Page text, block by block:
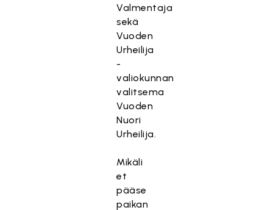
Valmentaja
sekä
Vuoden
Urheilija
-
valiokunnan
valitsema
Vuoden
Nuori
Urheilija.
Mikäli
et
pääse
paikan